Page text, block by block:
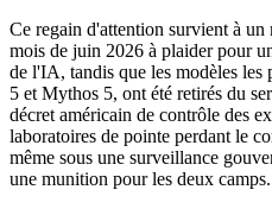
Ce regain d'attention survient à
mois de juin 2026 à plaider pour
de l'IA, tandis que les modèles
5 et Mythos 5, ont été retirés du
décret américain de contrôle des
laboratoires de pointe perdant le
même sous une surveillance
une munition pour les deux camps.